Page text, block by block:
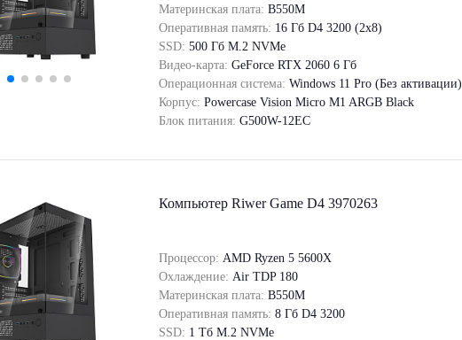
Материнская плата: B550M
Оперативная память: 16 Гб D4 3200 (2x8)
SSD: 500 Гб M.2 NVMe
Видео-карта: GeForce RTX 2060 6 Гб
Операционная система: Windows 11 Pro (Без активации)
Корпус: Powercase Vision Micro M1 ARGB Black
Блок питания: G500W-12EC
Компьютер Riwer Game D4 3970263
Процессор: AMD Ryzen 5 5600X
Охлаждение: Air TDP 180
Материнская плата: B550M
Оперативная память: 8 Гб D4 3200
SSD: 1 Tб M.2 NVMe